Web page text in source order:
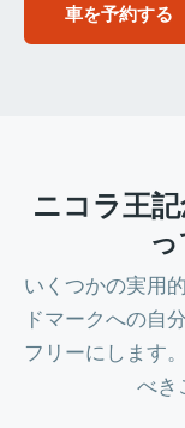
車を予約する
ニコラ王
いくつかの実用
ドマークへの自
フリーにします
べき